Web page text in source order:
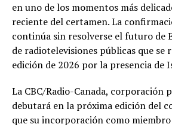
en uno de los momentos más
reciente del certamen. La
continúa sin resolverse el futuro de
de radiotelevisiones públicas que se
edición de 2026 por la presencia de
La CBC/Radio-Canada, corporación
debutará en la próxima edición del
que su incorporación como